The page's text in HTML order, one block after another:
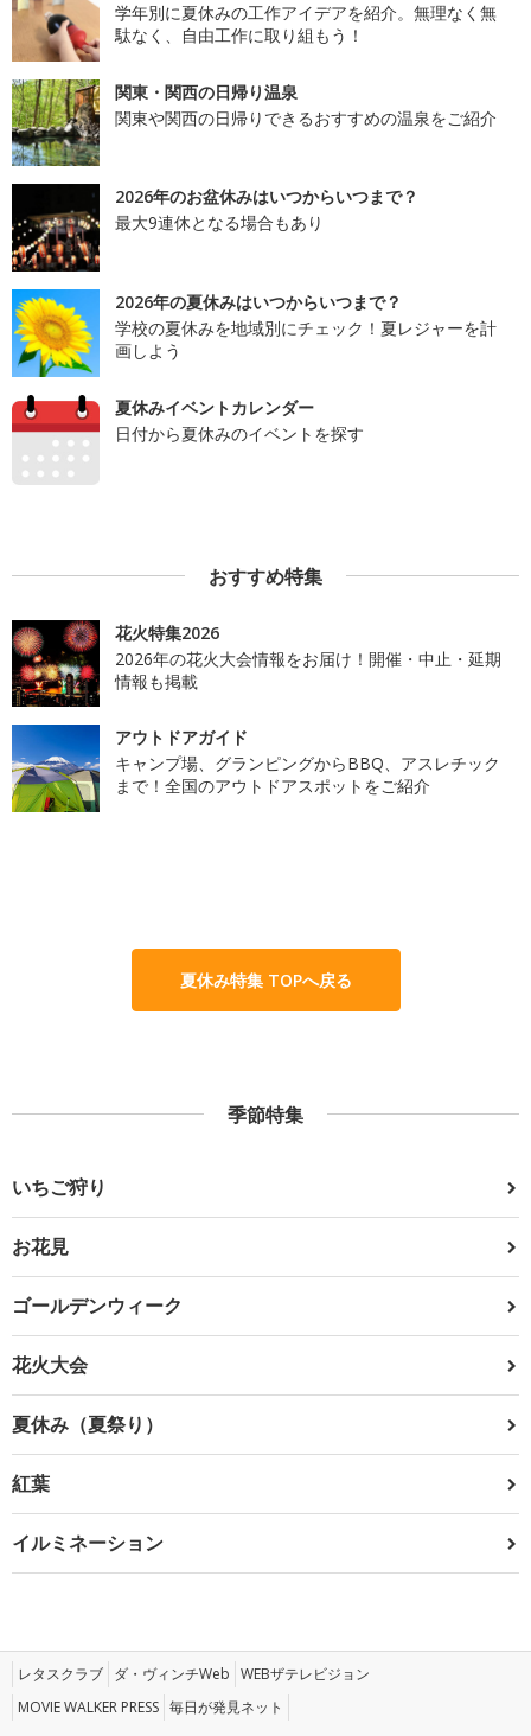
学年別に夏休みの工作アイデアを紹介。無理なく無
駄なく、自由工作に取り組もう！
関東・関西の日帰り温泉
関東や関西の日帰りできるおすすめの温泉をご紹介
2026年のお盆休みはいつからいつまで？
最大9連休となる場合もあり
2026年の夏休みはいつからいつまで？
学校の夏休みを地域別にチェック！夏レジャーを計
画しよう
夏休みイベントカレンダー
日付から夏休みのイベントを探す
おすすめ特集
花火特集2026
2026年の花火大会情報をお届け！開催・中止・延期
情報も掲載
アウトドアガイド
キャンプ場、グランピングからBBQ、アスレチック
まで！全国のアウトドアスポットをご紹介
夏休み特集 TOPへ戻る
季節特集
いちご狩り
お花見
ゴールデンウィーク
花火大会
夏休み（夏祭り）
紅葉
イルミネーション
レタスクラブ ダ・ヴィンチWeb WEBザテレビジョン
MOVIE WALKER PRESS 毎日が発見ネット